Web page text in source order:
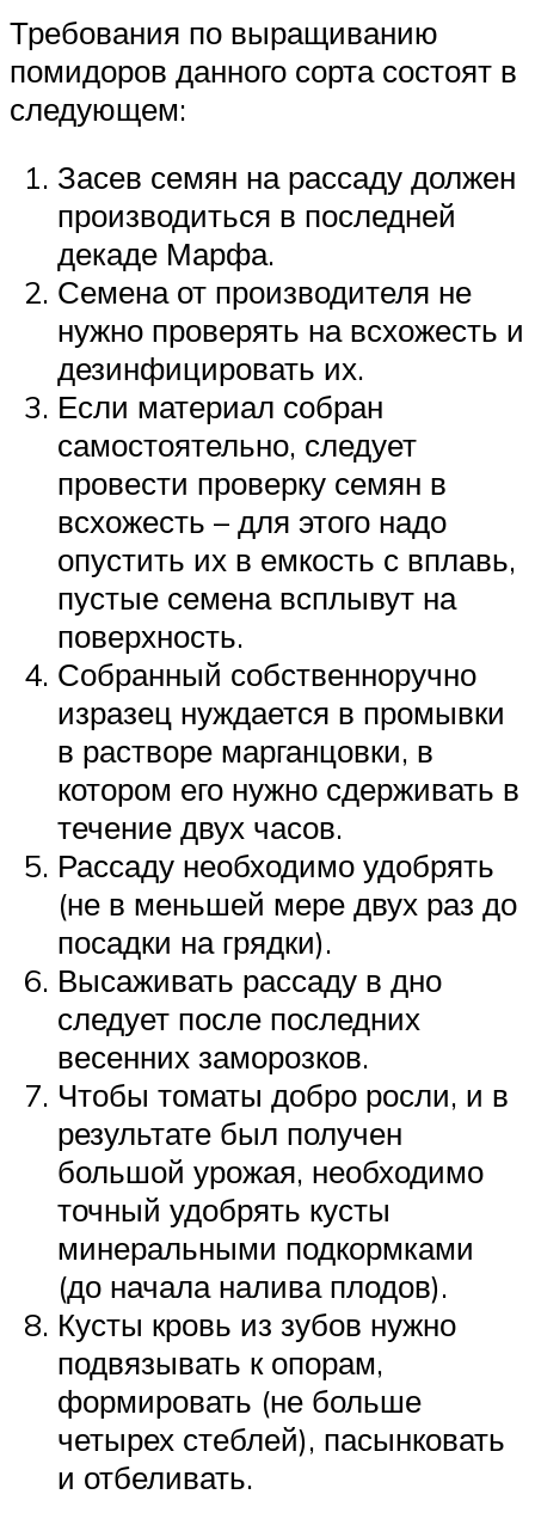
Требования по выращиванию
помидоров данного сорта состоят в
следующем:
Засев семян на рассаду должен
производиться в последней
декаде Марфа.
Семена от производителя не
нужно проверять на всхожесть и
дезинфицировать их.
Если материал собран
самостоятельно, следует
провести проверку семян в
всхожесть – для этого надо
опустить их в емкость с вплавь,
пустые семена всплывут на
поверхность.
Собранный собственноручно
изразец нуждается в промывки
в растворе марганцовки, в
котором его нужно сдерживать в
течение двух часов.
Рассаду необходимо удобрять
(не в меньшей мере двух раз до
посадки на грядки).
Высаживать рассаду в дно
следует после последних
весенних заморозков.
Чтобы томаты добро росли, и в
результате был получен
большой урожая, необходимо
точный удобрять кусты
минеральными подкормками
(до начала налива плодов).
Кусты кровь из зубов нужно
подвязывать к опорам,
формировать (не больше
четырех стеблей), пасынковать
и отбеливать.